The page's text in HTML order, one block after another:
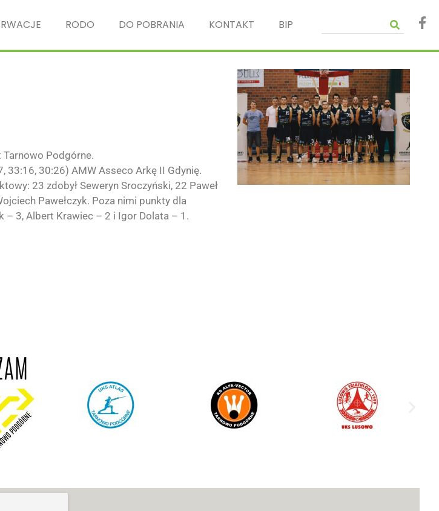
RODO DO POBRANIA KONTAKT BIP
Tarnowo Podgórne.
33:16, 30:26) AMW Asseco Arkę II Gdynię.
23 zdobył Seweryn Sroczyński, 22 Paweł
Pawełczyk. Poza nimi punkty dla
– 3, Albert Krawiec – 2 i Igor Dolata – 1.